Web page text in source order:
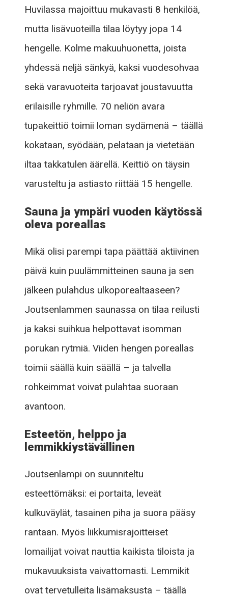
Huvilassa majoittuu mukavasti 8 henkilöä,
mutta lisävuoteilla tilaa löytyy jopa 14
hengelle. Kolme makuuhuonetta, joista
yhdessä neljä sänkyä, kaksi vuodesohvaa
sekä varavuoteita tarjoavat joustavuutta
erilaisille ryhmille. 70 neliön avara
tupakeittiö toimii loman sydämenä – täällä
kokataan, syödään, pelataan ja vietetään
iltaa takkatulen äärellä. Keittiö on täysin
varusteltu ja astiasto riittää 15 hengelle.
Sauna ja ympäri vuoden käytössä
oleva poreallas
Mikä olisi parempi tapa päättää aktiivinen
päivä kuin puulämmitteinen sauna ja sen
jälkeen pulahdus ulkoporealtaaseen?
Joutsenlammen saunassa on tilaa reilusti
ja kaksi suihkua helpottavat isomman
porukan rytmiä. Viiden hengen poreallas
toimii säällä kuin säällä – ja talvella
rohkeimmat voivat pulahtaa suoraan
avantoon.
Esteetön, helppo ja
lemmikkiystävällinen
Joutsenlampi on suunniteltu
esteettömäksi: ei portaita, leveät
kulkuväylät, tasainen piha ja suora pääsy
rantaan. Myös liikkumisrajoitteiset
lomailijat voivat nauttia kaikista tiloista ja
mukavuuksista vaivattomasti. Lemmikit
ovat tervetulleita lisämaksusta – täällä